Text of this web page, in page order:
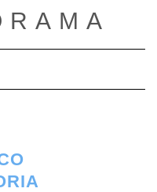
modo de navegación